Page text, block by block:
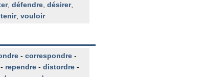
, défendre désirer,
, vouloir
- correspondre -
- rependre - distordre -